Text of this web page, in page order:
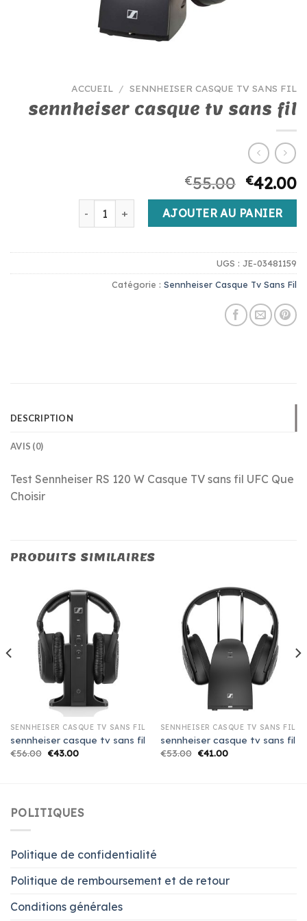
ACCUEIL / SENNHEISER CASQUE TV SANS FIL
sennheiser casque tv sans fil
€55.00 €42.00
quantité de sennheiser casque tv sans fil
AJOUTER AU PANIER
UGS : JE-03481159
Catégorie : Sennheiser Casque Tv Sans Fil
DESCRIPTION
AVIS (0)
Test Sennheiser RS 120 W Casque TV sans fil UFC Que
Choisir
PRODUITS SIMILAIRES
SENNHEISER CASQUE TV SANS FIL
sennheiser casque tv sans fil
€56.00 €43.00
SENNHEISER CASQUE TV SANS FIL
sennheiser casque tv sans fil
€53.00 €41.00
POLITIQUES
Politique de confidentialité
Politique de remboursement et de retour
Conditions générales